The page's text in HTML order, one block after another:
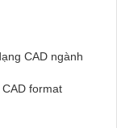
CAD ngành
format